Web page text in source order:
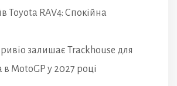
Toyota RAV4: Спокійна
залишає Trackhouse для
MotoGP у 2027 році